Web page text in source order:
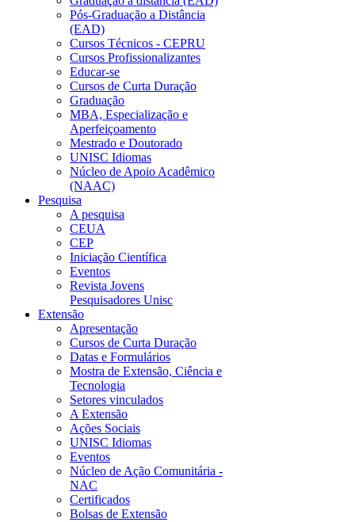
Pós-Graduação a Distância
(EAD)
Cursos Técnicos - CEPRU
Cursos Profissionalizantes
Educar-se
Cursos de Curta Duração
Graduação
MBA, Especialização e
Aperfeiçoamento
Mestrado e Doutorado
UNISC Idiomas
Núcleo de Apoio Acadêmico
(NAAC)
Pesquisa
A pesquisa
CEUA
CEP
Iniciação Científica
Eventos
Revista Jovens
Pesquisadores Unisc
Extensão
Apresentação
Cursos de Curta Duração
Datas e Formulários
Mostra de Extensão, Ciência e
Tecnologia
Setores vinculados
A Extensão
Ações Sociais
UNISC Idiomas
Eventos
Núcleo de Ação Comunitária -
NAC
Certificados
Bolsas de Extensão